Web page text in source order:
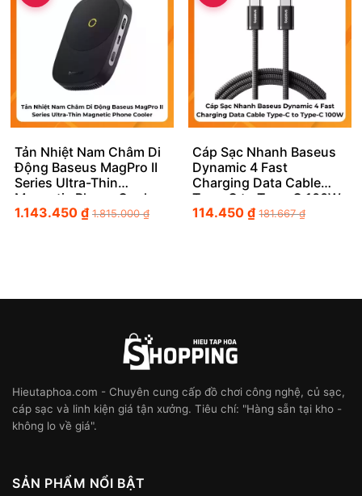
Tản Nhiệt Nam Châm Di
Động Baseus MagPro II
Series Ultra-Thin
Magnetic Phone Cooler
1.143.450 ₫ 1.815.000₫
Cáp Sạc Nhanh Baseus
Dynamic 4 Fast
Charging Data Cable
Type-C to Type-C 100W
114.450₫ 181.667₫
Hieutaphoa.com - Chuyên cung cấp đồ chơi công nghệ, củ sạc,
cáp sạc và linh kiện giá tận xưởng. Tiêu chí: "Hàng sẵn tại kho -
không lo về giá".
SẢN PHẨM NỔI BẬT